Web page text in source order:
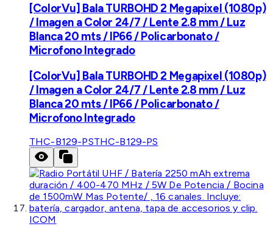
[ColorVu] Bala TURBOHD 2 Megapixel (1080p)
/ Imagen a Color 24/7 / Lente 2.8 mm / Luz
Blanca 20 mts / IP66 / Policarbonato /
Microfono Integrado
[ColorVu] Bala TURBOHD 2 Megapixel (1080p)
/ Imagen a Color 24/7 / Lente 2.8 mm / Luz
Blanca 20 mts / IP66 / Policarbonato /
Microfono Integrado
THC-B129-PSTHC-B129-PS
ICOM